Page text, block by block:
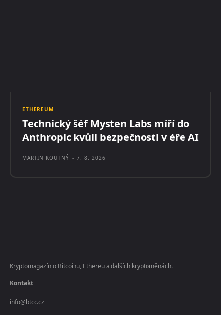
ETHEREUM
Technický šéf Mysten Labs míří do
Anthropic kvůli bezpečnosti v éře AI
MARTIN KOUTNÝ - 7. 8. 2026
Kryptomagazín o Bitcoinu, Ethereu a dalších kryptoměnách.
Kontakt
info@btcc.cz